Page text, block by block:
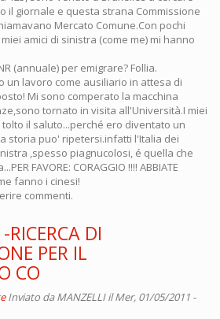
il giornale e questa strana Commissione
Mercato Comune.Con pochi
amici di sinistra (come me) mi hanno
(annuale) per emigrare? Follia.
un lavoro come ausiliario in attesa di
Mi sono comperato la macchina
tornato in visita all'Università.I miei
il saluto...perché ero diventato un
storia puo' ripetersi.infatti l'Italia dei
,spesso piagnucolosi, é quella che
FAVORE: CORAGGIO !!!! ABBIATE
fanno i cinesi!
commenti.
DI
PER IL
CO
Inviato daMANZELLIil Mer, 01/05/2011 -